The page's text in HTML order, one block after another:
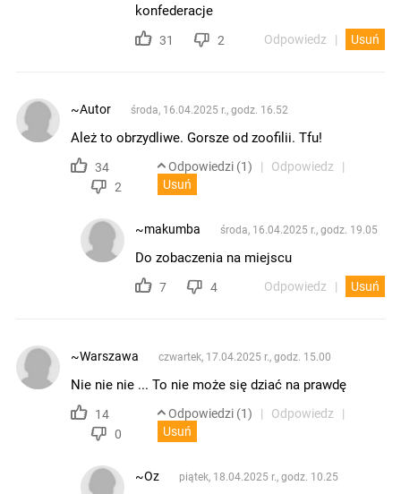
konfederacje
31 2 Odpowiedz Usuń
~Autor środa, 16.04.2025 r., godz. 16.52
Ależ to obrzydliwe. Gorsze od zoofilii. Tfu!
34
2
Odpowiedzi (1)
Odpowiedz
Usuń
~makumba środa, 16.04.2025 r., godz. 19.05
Do zobaczenia na miejscu
7 4 Odpowiedz Usuń
~Warszawa czwartek, 17.04.2025 r., godz. 15.00
Nie nie nie ... To nie może się dziać na prawdę
14
0
Odpowiedzi (1)
Odpowiedz
Usuń
~Oz piątek, 18.04.2025 r., godz. 10.25